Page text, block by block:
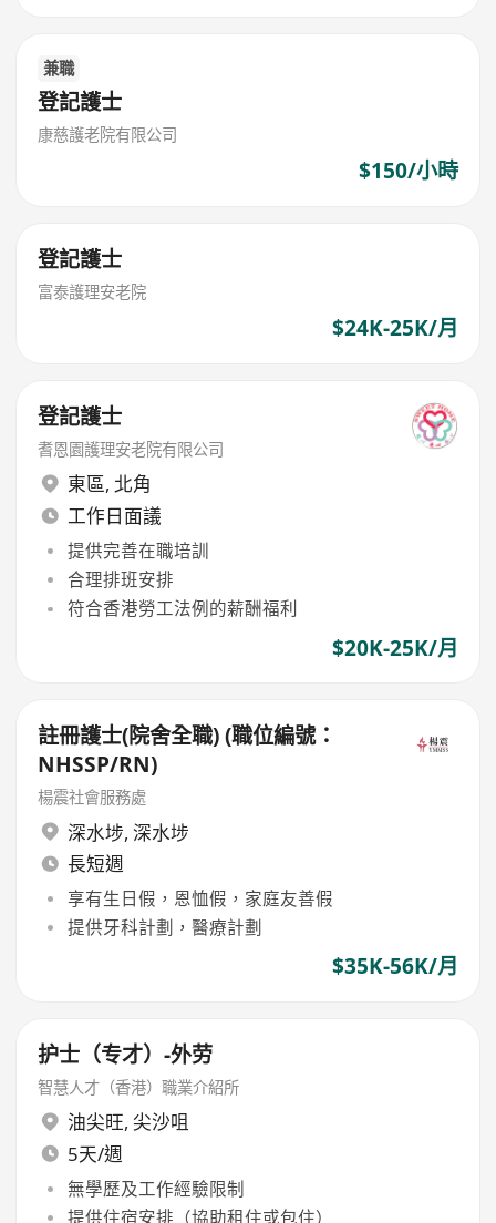
兼職
登記護士
康慈護老院有限公司
$150/小時
登記護士
富泰護理安老院
$24K-25K/月
登記護士
耆恩園護理安老院有限公司
東區, 北角
工作日面議
提供完善在職培訓
合理排班安排
符合香港勞工法例的薪酬福利
$20K-25K/月
註冊護士(院舍全職) (職位編號：
NHSSP/RN)
楊震社會服務處
深水埗, 深水埗
長短週
享有生日假，恩恤假，家庭友善假
提供牙科計劃，醫療計劃
$35K-56K/月
护士（专才）-外劳
智慧人才（香港）職業介紹所
油尖旺, 尖沙咀
5天/週
無學歷及工作經驗限制
提供住宿安排（協助租住或包住）